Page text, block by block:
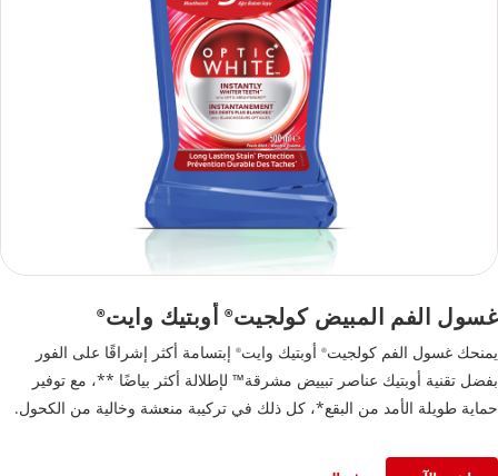
غسول الفم المبيض كولجيت®أوبتيك وايت®
يمنحك غسول الفم كولجيت® أوبتيك وايت® إبتسامة أكثر إشراقًا على الفور
بفضل تقنية أوبتيك عناصر تبييض مشرقة™ لإطلالة أكثر بياضًا **، مع توفير
حماية طويلة الأمد من البقع*، كل ذلك في تركيبة منعشة وخالية من الكحول.